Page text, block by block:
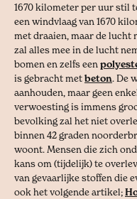
1670 kilometer per uur stil
een windvlaag van 1670
met draaien, maar de lucht
zal alles mee in de lucht
bomen en zelfs een
is gebracht metbeton. De
aanhouden, maar geen
verwoesting is immens
bevolking zal het niet
binnen 42 graden
woont. Mensen die zich
kans om (tijdelijk) te
van gevaarlijke stoffen die
ook het volgende artikel;